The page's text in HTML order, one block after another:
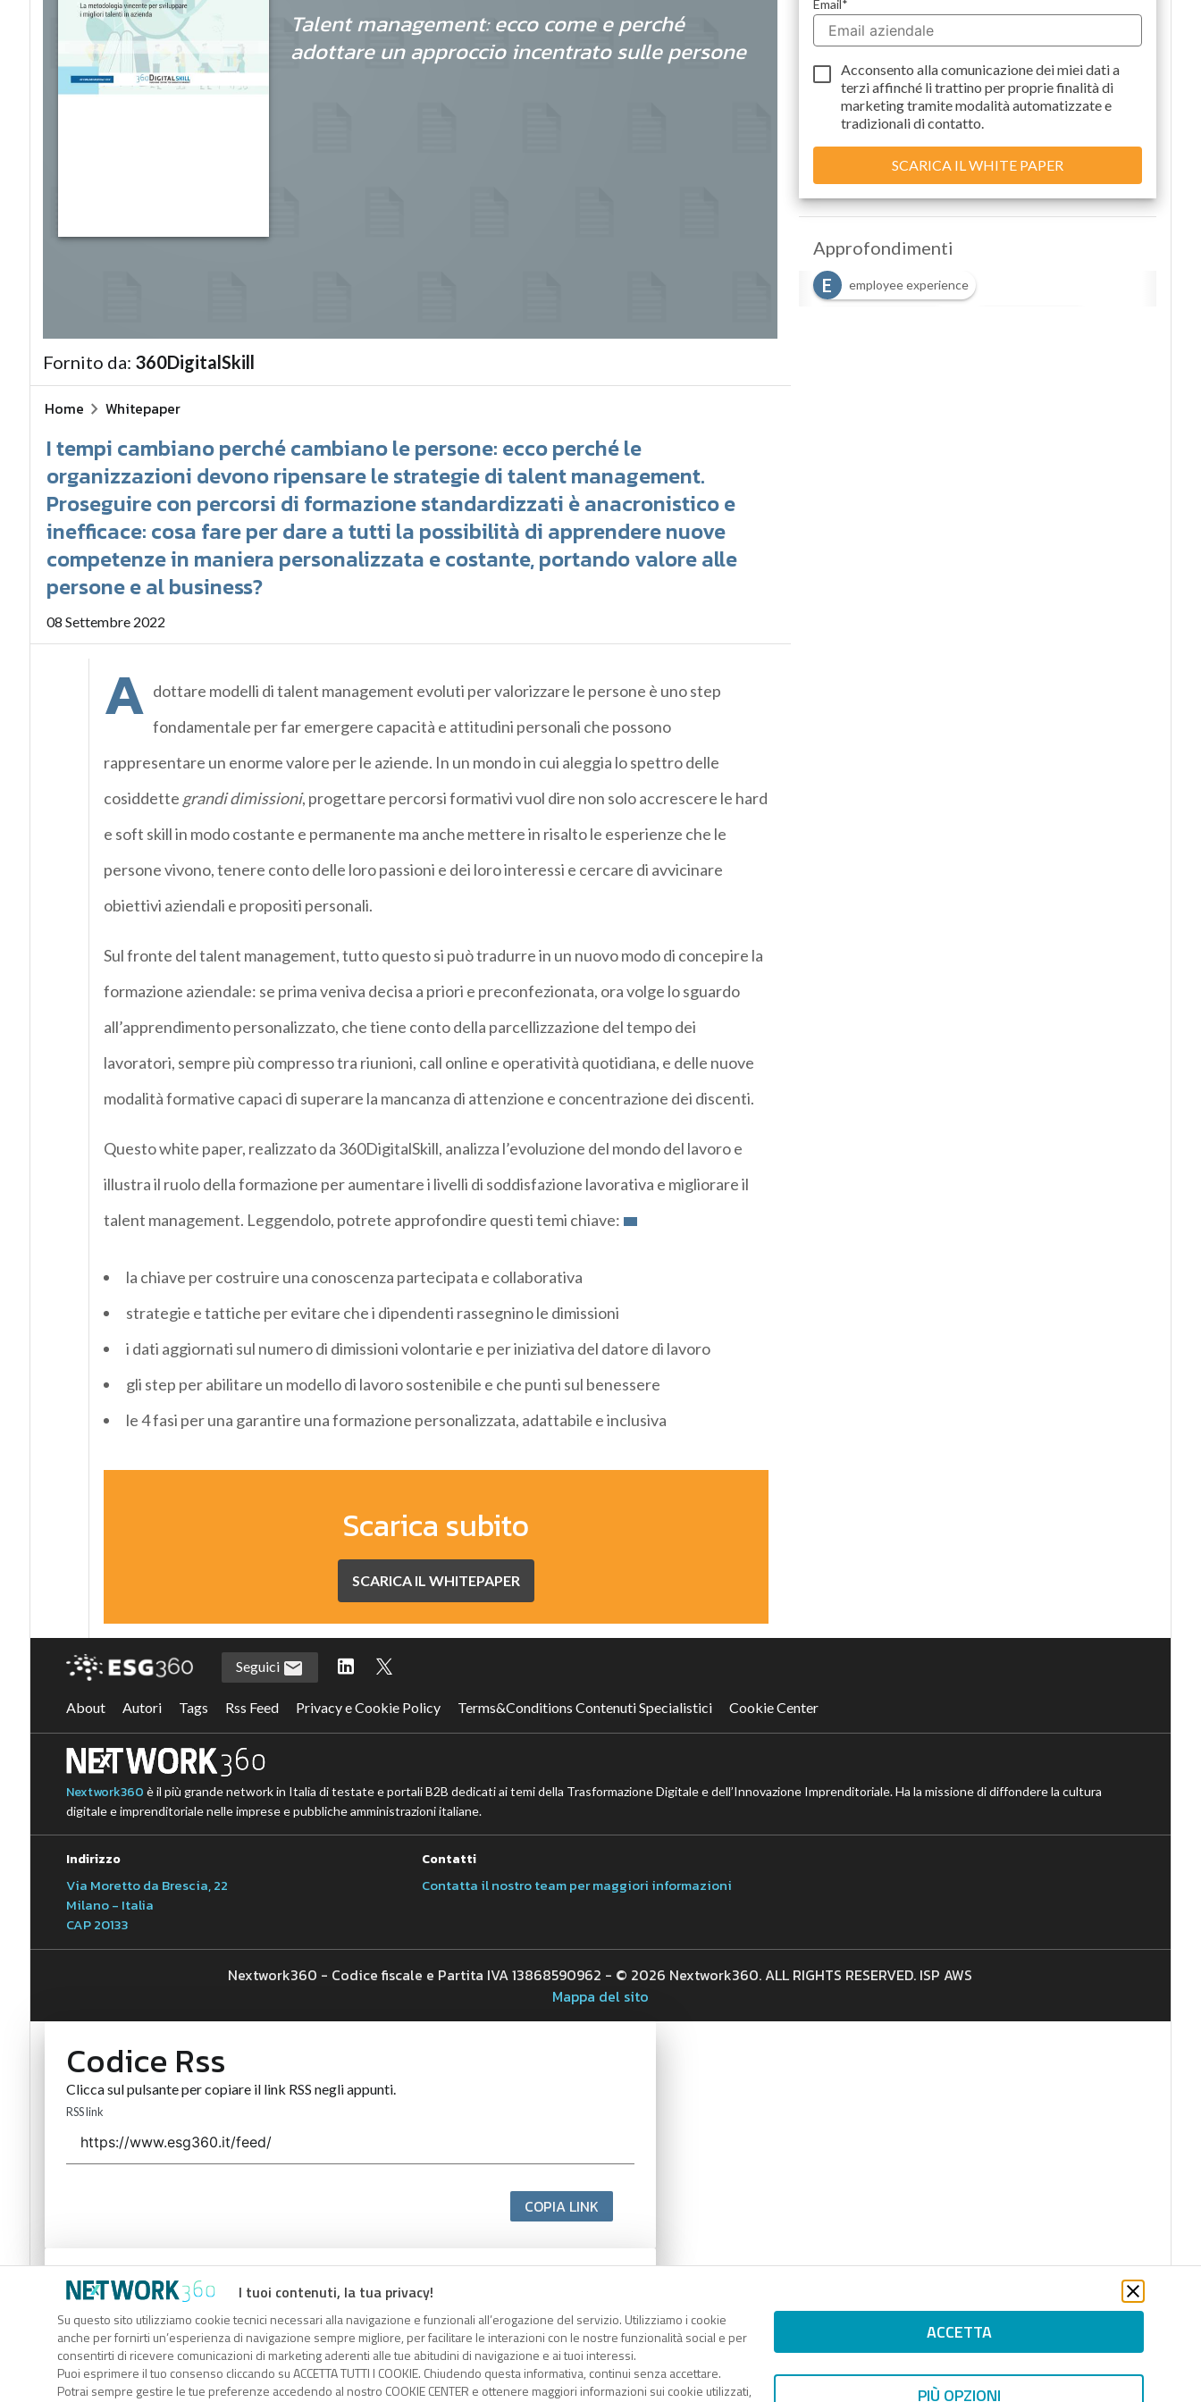
Sustainability
management
Management
Normative
e
Corporate
governance
for ESG
Smart
Talent management: ecco come e perché
adottare un approccio incentrato sulle persone
Fornito da: 360DigitalSkill
Home Whitepaper
I tempi cambiano perché cambiano le persone: ecco perché le
organizzazioni devono ripensare le strategie di talent management.
Proseguire con percorsi di formazione standardizzati è anacronistico e
inefficace: cosa fare per dare a tutti la possibilità di apprendere nuove
competenze in maniera personalizzata e costante, portando valore alle
persone e al business?
08 Settembre 2022
A dottare modelli di talent management evoluti per valorizzare le persone è uno step
fondamentale per far emergere capacità e attitudini personali che possono
rappresentare un enorme valore per le aziende. In un mondo in cui aleggia lo spettro delle
cosiddette grandi dimissioni, progettare percorsi formativi vuol dire non solo accrescere le hard
e soft skill in modo costante e permanente ma anche mettere in risalto le esperienze che le
persone vivono, tenere conto delle loro passioni e dei loro interessi e cercare di avvicinare
obiettivi aziendali e propositi personali.
Sul fronte del talent management, tutto questo si può tradurre in un nuovo modo di concepire la
formazione aziendale: se prima veniva decisa a priori e preconfezionata, ora volge lo sguardo
all’apprendimento personalizzato, che tiene conto della parcellizzazione del tempo dei
lavoratori, sempre più compresso tra riunioni, call online e operatività quotidiana, e delle nuove
modalità formative capaci di superare la mancanza di attenzione e concentrazione dei discenti.
Questo white paper, realizzato da 360DigitalSkill, analizza l’evoluzione del mondo del lavoro e
illustra il ruolo della formazione per aumentare i livelli di soddisfazione lavorativa e migliorare il
talent management. Leggendolo, potrete approfondire questi temi chiave:
la chiave per costruire una conoscenza partecipata e collaborativa
strategie e tattiche per evitare che i dipendenti rassegnino le dimissioni
i dati aggiornati sul numero di dimissioni volontarie e per iniziativa del datore di lavoro
gli step per abilitare un modello di lavoro sostenibile e che punti sul benessere
le 4 fasi per una garantire una formazione personalizzata, adattabile e inclusiva
Scarica subito
SCARICA IL WHITEPAPER
Email*
Acconsento alla comunicazione dei miei dati a
terziaffinché li trattino per proprie finalità di
marketing tramite modalità automatizzate e
tradizionali di contatto.
Approfondimenti
E
employee experience
I tuoi contenuti, la tua privacy!
Su questo sito utilizziamo cookie tecnici necessari alla navigazione e funzionali all’erogazione del servizio. Utilizziamo i cookie
anche per fornirti un’esperienza di navigazione sempre migliore, per facilitare le interazioni con le nostre funzionalità social e per
consentirti di ricevere comunicazioni di marketing aderenti alle tue abitudini di navigazione e ai tuoi interessi.
Puoi esprimere il tuo consenso cliccando su ACCETTA TUTTI I COOKIE. Chiudendo questa informativa, continui senza accettare.
Potrai sempre gestire le tue preferenze accedendo al nostro COOKIE CENTER e ottenere maggiori informazioni sui cookie utilizzati,
ACCETTA
PIÙ OPZIONI
Seguici
About Autori Tags Rss Feed Privacy e Cookie Policy Terms&Conditions Contenuti Specialistici Cookie Center
Nextwork360 è il più grande network in Italia di testate e portali B2B dedicati ai temi della Trasformazione Digitale e dell’Innovazione Imprenditoriale. Ha la missione di diffondere la cultura
digitale e imprenditoriale nelle imprese e pubbliche amministrazioni italiane.
Indirizzo
Via Moretto da Brescia, 22
Milano - Italia
CAP 20133
Contatti
Contatta il nostro team per maggiori informazioni
Nextwork360 - Codice fiscale e Partita IVA 13868590962 - © 2026 Nextwork360. ALL RIGHTS RESERVED. ISP AWS
Mappa del sito
Codice Rss
Clicca sul pulsante per copiare il link RSS negli appunti.
RSS link
COPIA LINK
Codice Rss
Clicca sul pulsante per copiare il link RSS negli appunti.
RSS link